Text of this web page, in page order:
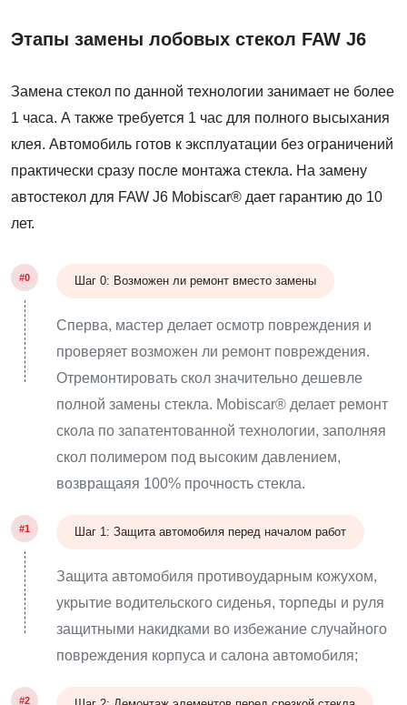
Этапы замены лобовых стекол FAW J6
Замена стекол по данной технологии занимает не более
1 часа. А также требуется 1 час для полного высыхания
клея. Автомобиль готов к эксплуатации без ограничений
практически сразу после монтажа стекла. На замену
автостекол для FAW J6 Mobiscar® дает гарантию до 10
лет.
#0 Шаг 0: Возможен ли ремонт вместо замены
Сперва, мастер делает осмотр повреждения и
проверяет возможен ли ремонт повреждения.
Отремонтировать скол значительно дешевле
полной замены стекла. Mobiscar® делает ремонт
скола по запатентованной технологии, заполняя
скол полимером под высоким давлением,
возвращаяя 100% прочность стекла.
#1 Шаг 1: Защита автомобиля перед началом работ
Защита автомобиля противоударным кожухом,
укрытие водительского сиденья, торпеды и руля
защитными накидками во избежание случайного
повреждения корпуса и салона автомобиля;
#2